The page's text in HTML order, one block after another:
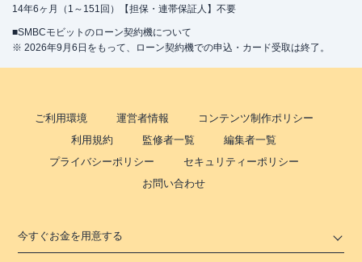
14年6ヶ月（1～151回）【担保・連帯保証人】不要
■SMBCモビットのローン契約機について
※ 2026年9月6日をもって、ローン契約機での申込・カード受取は終了。
ご利用環境 運営者情報
コンテンツ制作ポリシー
利用規約
監修者一覧
編集者一覧
プライバシーポリシー
セキュリティーポリシー
お問い合わせ
今すぐお金を用意する